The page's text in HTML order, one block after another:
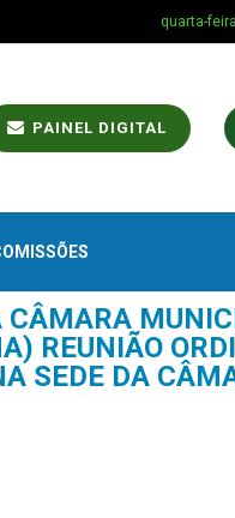
quarta-
PAINEL DIGITAL
REUNIÃO
SEDE DA